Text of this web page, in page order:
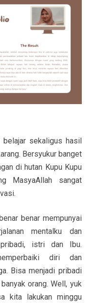
belajar sekaligus hasil
Bersyukur banget
di hutan Kupu Kupu
MasyaAllah sangat
benar mempunyai
mentalku dan
istri dan Ibu.
diri dan
Bisa menjadi pribadi
orang. Well, yuk
kita lakukan minggu